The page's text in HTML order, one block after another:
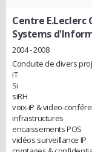
Centre E.Leclerc
Systems
2004 - 2008
Conduite de divers
iT
Si
siRH
voix-iP & video-
infrastructures
encaissements POS
vidéos surveillance IP